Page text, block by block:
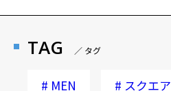
TAG ／ タグ
# MEN # スクエア